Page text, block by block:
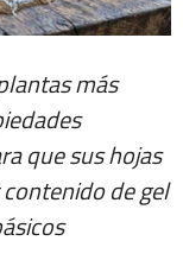
más
que sus hojas
de gel